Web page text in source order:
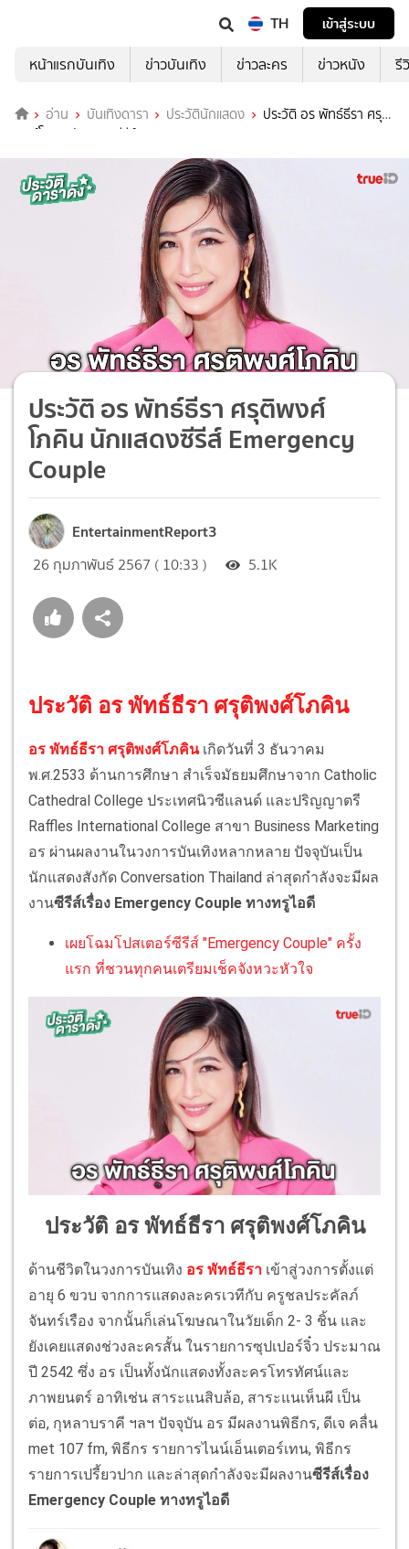
TH
เข้าสู่ระบบ
หน้าแรกบันเทิง
ข่าวบันเทิง ข่าวละคร ข่าวหนัง รี
อ่าน บันเทิงดารา ประวัตินักแสดง
ประวัติ อร พัทธ์ธีรา ศรุติ
พงศ์โภคิน นักแสดงซีรีส์ Emergency Couple
ประวัติ อร พัทธ์ธีรา ศรุติพงศ์
โภคิน นักแสดงซีรีส์ Emergency
Couple
EntertainmentReport3
26 กุมภาพันธ์ 2567 ( 10:33 ) 5.1K
ประวัติ อร พัทธ์ธีรา ศรุติพงศ์โภคิน
อร พัทธ์ธีรา ศรุติพงศ์โภคินเกิดวันที่ 3 ธันวาคม
พ.ศ.2533 ด้านการศึกษา สำเร็จมัธยมศึกษาจาก Catholic
Cathedral College ประเทศนิวซีแลนด์ และปริญญาตรี
Raffles International College สาขา Business Marketing
อร ผ่านผลงานในวงการบันเทิงหลากหลาย ปัจจุบันเป็น
นักแสดงสังกัด Conversation Thailand ล่าสุดกำลังจะมีผล
งานซีรีส์เรื่อง Emergency Couple ทางทรูไอดี
เผยโฉมโปสเตอร์ซีรีส์ "Emergency Couple" ครั้ง
แรก ที่ชวนทุกคนเตรียมเช็คจังหวะหัวใจ
ประวัติ อร พัทธ์ธีรา ศรุติพงศ์โภคิน
ด้านชีวิตในวงการบันเทิง อร พัทธ์ธีรา เข้าสู่วงการตั้งแต่
อายุ 6 ขวบ จากการแสดงละครเวทีกับ ครูชลประคัลภ์
จันทร์เรือง จากนั้นก็เล่นโฆษณาในวัยเด็ก 2- 3 ชิ้น และ
ยังเคยแสดงช่วงละครสั้น ในรายการซุปเปอร์จิ๋ว ประมาณ
ปี 2542 ซึ่ง อร เป็นทั้งนักแสดงทั้งละครโทรทัศน์และ
ภาพยนตร์ อาทิเช่น สาระแนสิบล้อ, สาระแนเห็นผี เป็น
ต่อ, กุหลาบราคี ฯลฯ ปัจจุบัน อร มีผลงานพิธีกร, ดีเจ คลื่น
met 107 fm, พิธีกร รายการไนน์เอ็นเตอร์เทน, พิธีกร
รายการเปรี้ยวปาก และล่าสุดกำลังจะมีผลงานซีรีส์เรื่อง
Emergency Couple ทางทรูไอดี